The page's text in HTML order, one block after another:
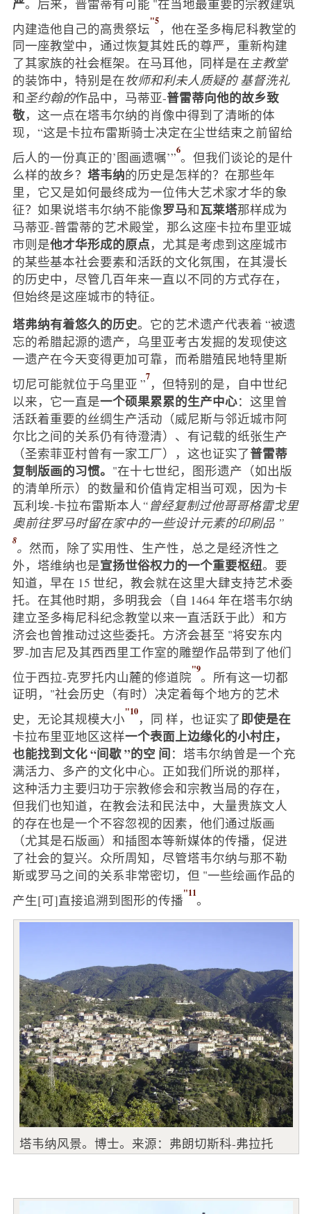
内建造他自己的高贵祭坛"5，他在圣多梅尼科教堂的
同一座教堂中，通过恢复其姓氏的尊严，重新构建
了其家族的社会框架。在马耳他，同样是在主教堂
的装饰中，特别是在牧师和利未人质疑的 基督洗礼
和圣约翰的作品中，马蒂亚-普雷蒂向他的故乡致
敬，这一点在塔韦尔纳的肖像中得到了清晰的体
现，“这是卡拉布雷斯骑士决定在尘世结束之前留给
后人的一份真正的’图画遗嘱’”6。但我们谈论的是什
么样的故乡？ 塔韦纳的历史是怎样的？在那些年
里，它又是如何最终成为一位伟大艺术家才华的象
征？如果说塔韦尔纳不能像罗马和瓦莱塔那样成为
马蒂亚-普雷蒂的艺术殿堂，那么这座卡拉布里亚城
市则是他才华形成的原点，尤其是考虑到这座城市
的某些基本社会要素和活跃的文化氛围，在其漫长
的历史中，尽管几百年来一直以不同的方式存在，
但始终是这座城市的特征。
塔弗纳有着悠久的历史。它的艺术遗产代表着 “被遗
忘的希腊起源的遗产，乌里亚考古发掘的发现使这
一遗产在今天变得更加可靠，而希腊殖民地特里斯
切尼可能就位于乌里亚 ”7，但特别的是，自中世纪
以来，它一直是一个硕果累累的生产中心：这里曾
活跃着重要的丝绸生产活动（威尼斯与邻近城市阿
尔比之间的关系仍有待澄清）、有记载的纸张生产
（圣索菲亚村曾有一家工厂），这也证实了普雷蒂
复制版画的习惯。 "在十七世纪，图形遗产（如出版
的清单所示）的数量和价值肯定相当可观，因为卡
瓦利埃-卡拉布雷斯本人 “曾经复制过他哥哥格雷戈里
奥前往罗马时留在家中的一些设计元素的印刷品 ”
8。 然而，除了实用性、生产性，总之是经济性之
外，塔维纳也是宣扬世俗权力的一个重要枢纽。要
知道，早在 15 世纪，教会就在这里大肆支持艺术委
托。在其他时期，多明我会（自 1464 年在塔韦尔纳
建立圣多梅尼科纪念教堂以来一直活跃于此）和方
济会也曾推动过这些委托。方济会甚至 "将安东内
罗-加吉尼及其西西里工作室的雕塑作品带到了他们
位于西拉-克罗托内山麓的修道院"9。所有这一切都
证明，"社会历史（有时）决定着每个地方的艺术
史，无论其规模大小"10，同 样，也证实了即使是在
卡拉布里亚地区这样一个表面上边缘化的小村庄，
也能找到文化 “间歇 ”的空 间：塔韦尔纳曾是一个充
满活力、多产的文化中心。正如我们所说的那样，
这种活力主要归功于宗教修会和宗教当局的存在，
但我们也知道，在教会法和民法中，大量贵族文人
的存在也是一个不容忽视的因素，他们通过版画
（尤其是石版画）和插图本等新媒体的传播，促进
了社会的复兴。众所周知，尽管塔韦尔纳与那不勒
斯或罗马之间的关系非常密切，但 "一些绘画作品的
产生[可]直接追溯到图形的传播"11。
塔韦纳风景。博士。来源：弗朗切斯科-弗拉托